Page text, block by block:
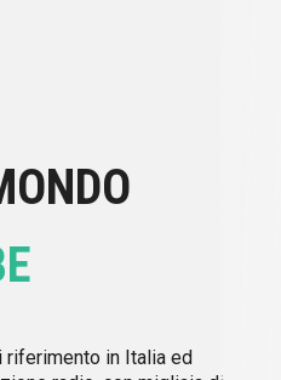
riferimento in Italia ed